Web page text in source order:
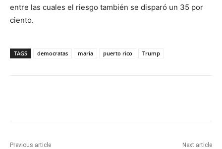
entre las cuales el riesgo también se disparó un 35 por
ciento.
TAGS democratas maria puerto rico Trump
Previous article Next article